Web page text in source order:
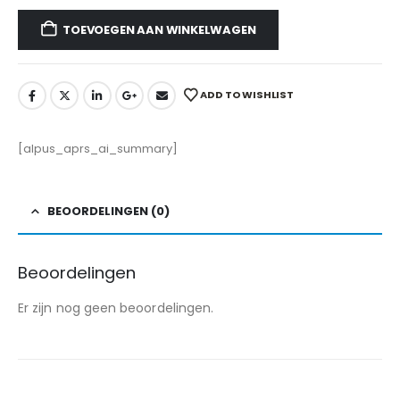
TOEVOEGEN AAN WINKELWAGEN
ADD TO WISHLIST
[alpus_aprs_ai_summary]
BEOORDELINGEN (0)
Beoordelingen
Er zijn nog geen beoordelingen.